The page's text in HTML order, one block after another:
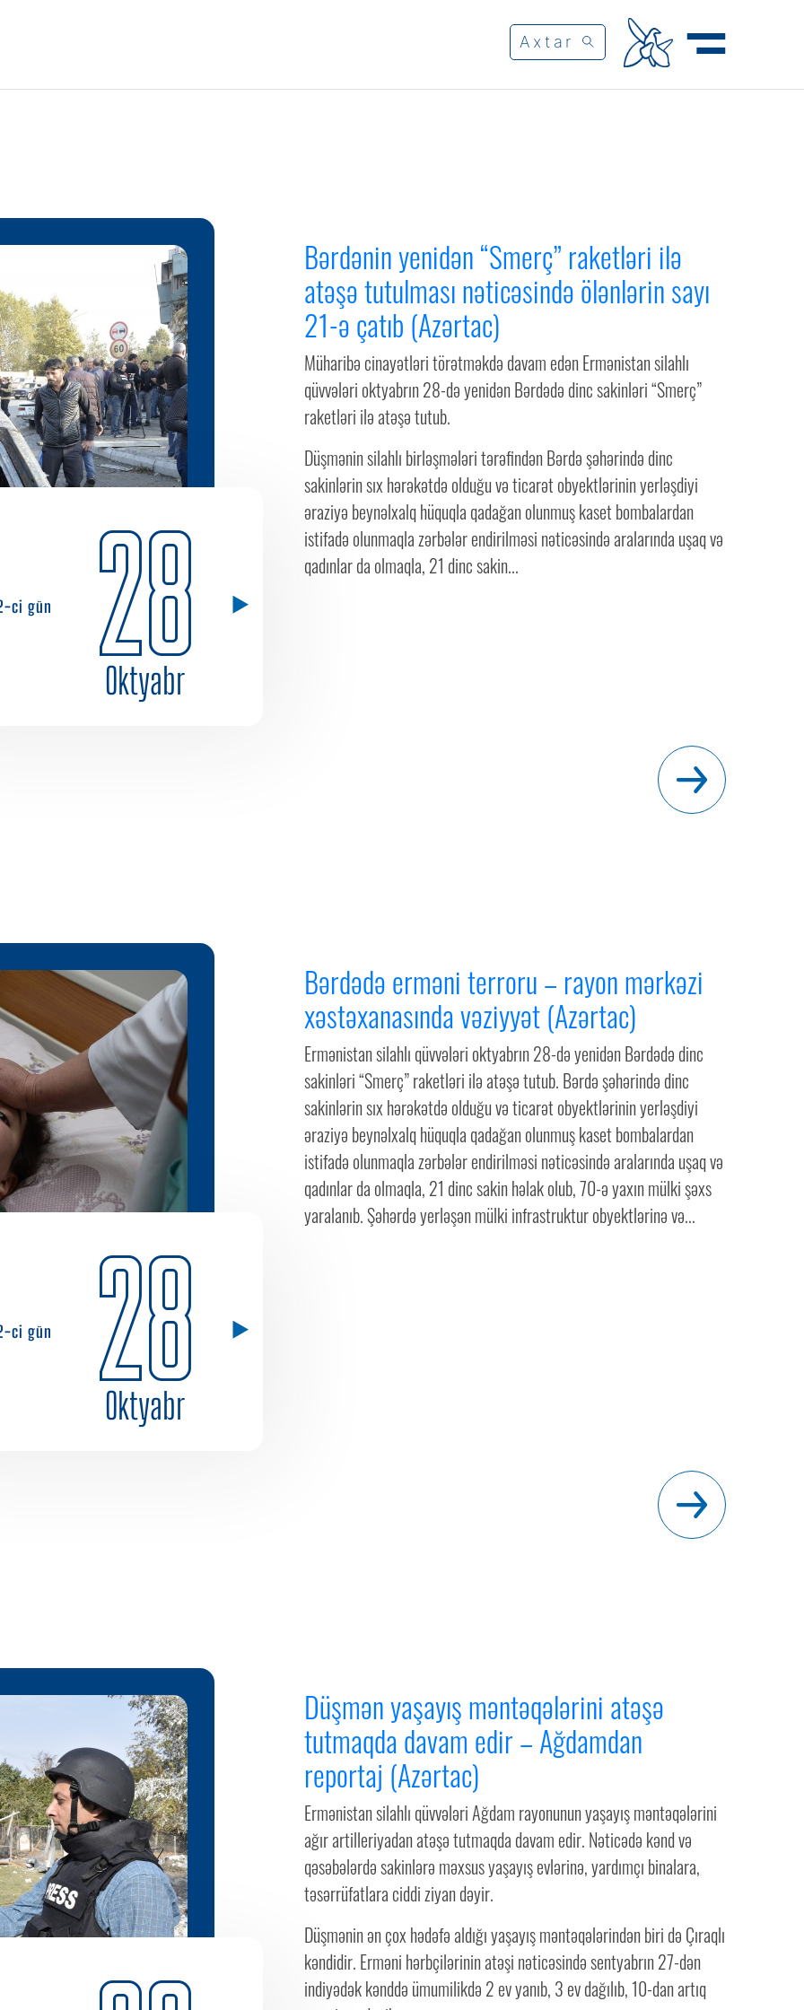
ci gün 28
Oktyabr
Bərdənin yenidən “Smerç” raketləri ilə
atəşə tutulması nəticəsində ölənlərin sayı
21-ə çatıb (Azərtac)
Müharibə cinayətləri törətməkdə davam edən Ermənistan silahlı
qüvvələri oktyabrın 28-də yenidən Bərdədə dinc sakinləri “Smerç”
raketləri ilə atəşə tutub.
Düşmənin silahlı birləşmələri tərəfindən Bərdə şəhərində dinc
sakinlərin sıx hərəkətdə olduğu və ticarət obyektlərinin yerləşdiyi
əraziyə beynəlxalq hüquqla qadağan olunmuş kaset bombalardan
istifadə olunmaqla zərbələr endirilməsi nəticəsində aralarında uşaq və
qadınlar da olmaqla, 21 dinc sakin...
ci gün 28
Oktyabr
Bərdədə erməni terroru – rayon mərkəzi
xəstəxanasında vəziyyət (Azərtac)
Ermənistan silahlı qüvvələri oktyabrın 28-də yenidən Bərdədə dinc
sakinləri “Smerç” raketləri ilə atəşə tutub. Bərdə şəhərində dinc
sakinlərin sıx hərəkətdə olduğu və ticarət obyektlərinin yerləşdiyi
əraziyə beynəlxalq hüquqla qadağan olunmuş kaset bombalardan
istifadə olunmaqla zərbələr endirilməsi nəticəsində aralarında uşaq və
qadınlar da olmaqla, 21 dinc sakin həlak olub, 70-ə yaxın mülki şəxs
yaralanıb. Şəhərdə yerləşən mülki infrastruktur obyektlərinə və...
Düşmən yaşayış məntəqələrini atəşə
tutmaqda davam edir – Ağdamdan
reportaj (Azərtac)
Ermənistan silahlı qüvvələri Ağdam rayonunun yaşayış məntəqələrini
ağır artilleriyadan atəşə tutmaqda davam edir. Nəticədə kənd və
qəsəbələrdə sakinlərə məxsus yaşayış evlərinə, yardımçı binalara,
təsərrüfatlara ciddi ziyan dəyir.
Düşmənin ən çox hədəfə aldığı yaşayış məntəqələrindən biri də Çıraqlı
kəndidir. Erməni hərbçilərinin atəşi nəticəsində sentyabrın 27-dən
indiyədək kənddə ümumilikdə 2 ev yanıb, 3 ev dağılıb, 10-dan artıq